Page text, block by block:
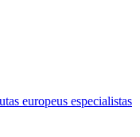
europeus especialistas